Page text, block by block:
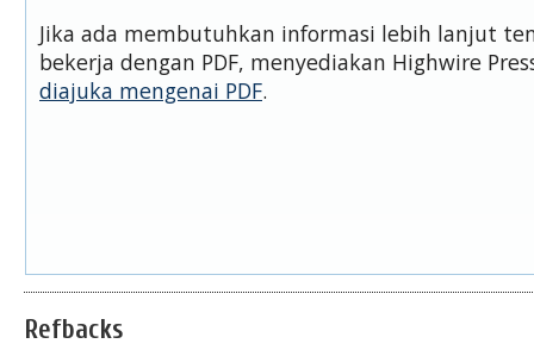
Jika ada membutuhkan informasi lebih lanjut
bekerja dengan PDF, menyediakan Highwire
diajuka mengenai PDF.
Refbacks